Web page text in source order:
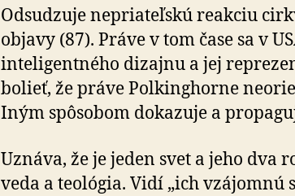
Odsudzuje nepriateľskú reakciu
objavy (87). Práve v tom čase sa v
inte­li­gen­tného dizajnu a jej
bolieť, že práve Polkinghorne
Iným spôsobom dokazuje a
Uznáva, že je jeden svet a jeho dva
veda a teo­ló­gia. Vidí „ich vzájomnú